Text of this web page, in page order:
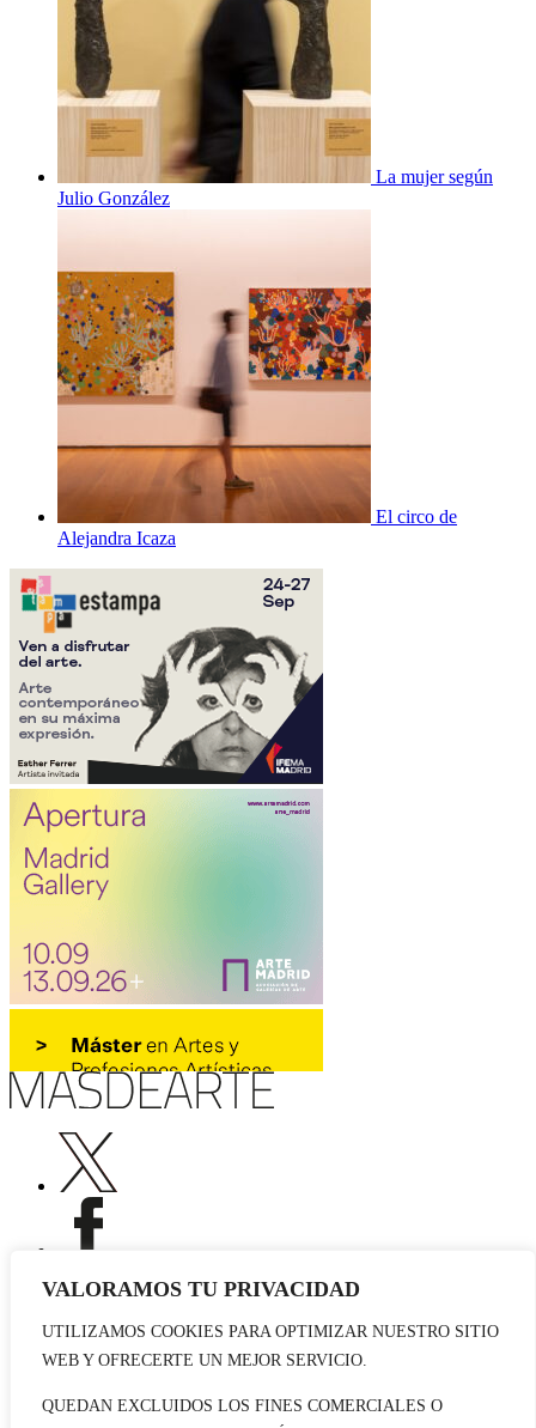
VALORAMOS TU PRIVACIDAD
UTILIZAMOS COOKIES PARA OPTIMIZAR NUESTRO SITIO
WEB Y OFRECERTE UN MEJOR SERVICIO.
QUEDAN EXCLUIDOS LOS FINES COMERCIALES O
La mujer según
Julio González
El circo de
Alejandra Icaza
Publicidad
Contacto